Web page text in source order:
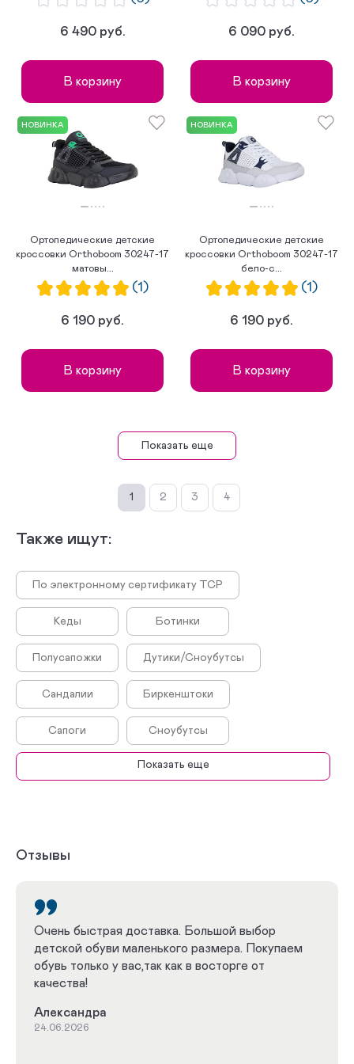
6 490 руб.
В корзину
6 090 руб.
В корзину
НОВИНКА
Ортопедические детские
кроссовки Orthoboom 30247-17
матовы...
(1)
6 190 руб.
В корзину
НОВИНКА
Ортопедические детские
кроссовки Orthoboom 30247-17
бело-с...
(1)
6 190 руб.
В корзину
Показать еще
1 2 3 4
Также ищут:
По электронному сертификату ТСР
Кеды Ботинки
Полусапожки Дутики/Сноубутсы
Сандалии Биркенштоки
Сапоги Сноубутсы
Сабо
Плоскостопие Кроссовки при плоскостопии
Белые кроссовки
Черные кроссовки
Показать еще
Отзывы
Очень быстрая доставка. Большой выбор
детской обуви маленького размера. Покупаем
обувь только у вас,так как в восторге от
качества!
Александра
24.06.2026